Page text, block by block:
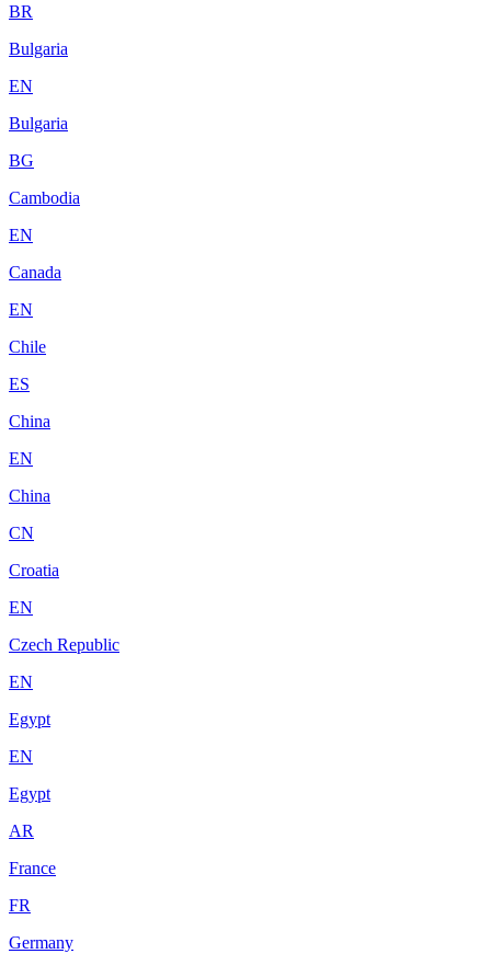
BR
Bulgaria
EN
Bulgaria
BG
Cambodia
EN
Canada
EN
Chile
ES
China
EN
China
CN
Croatia
EN
Czech Republic
EN
Egypt
EN
Egypt
AR
France
FR
Germany